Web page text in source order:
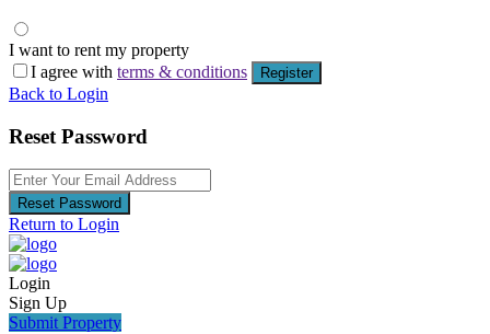
I want to rent my property
I agree with terms & conditions Register
Back to Login
Reset Password
Reset Password
Return to Login
Login
Sign Up
Submit Property